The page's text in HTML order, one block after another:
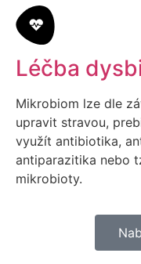
Léčba
Mikrobiom lze dle
upravit stravou,
využít antibiotika,
antiparazitika nebo
mikrobioty.